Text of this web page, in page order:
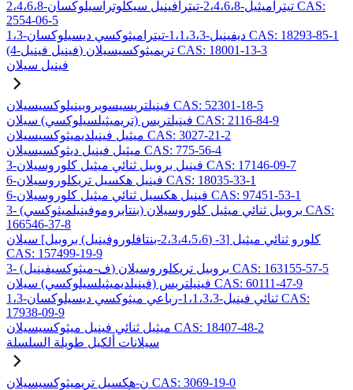
2،4،6،8-تيتراميثيل-2،4،6،8-تيترافينيل سيكلوتراسيلوكسان CAS:
2554-06-5
1،3-ديفينيل-1،1،3،3-تيتراميثوكسي ديسيلوكسان CAS: 18293-85-1
(4-فينيل فينيل) تريميثوكسيسيلان CAS: 18001-13-3
فينيل سيلان
فينيلتريسيسوبروبينيلوكسيسيلان CAS: 52301-18-5
فينيلتريس (تريميثيلسيلوكسي) سيلان CAS: 2116-84-9
ميثيل فينيلديميثوكسيسيلان CAS: 3027-21-2
ميثيل فينيل ديثوكسيسيلان CAS: 775-56-4
3-فينيل بروبيل ثنائي ميثيل كلوروسيلان CAS: 17146-09-7
6-فينيل هكسيل تريكلوروسيلان CAS: 18035-33-1
6-فينيل هكسيل ثنائي ميثيل كلوروسيلان CAS: 97451-53-1
3- (بنتابروموفينيلميثوكسي) بروبيل ثنائي ميثيل كلوروسيلان CAS:
166546-37-8
كلورو ثنائي ميثيل [3- (2،3،4،5،6-بنتافلوروفينيل) بروبيل] سيلان
CAS: 157499-19-9
3- (ف-ميثوكسيفينيل) بروبيل تريكلوروسيلان CAS: 163155-57-5
فينيلتريس (فينيلديميثيلسيلوكسي) سيلان CAS: 60111-47-9
1،3-ثنائي فينيل-1،1،3،3-رباعي ميثوكسي ديسيلوكسان CAS:
17938-09-9
ميثيل ثنائي فينيل ميثوكسيسيلان CAS: 18407-48-2
سيلانات ألكيل طويلة السلسلة
ن-هكسيل تريميثوكسيسيلان CAS: 3069-19-0